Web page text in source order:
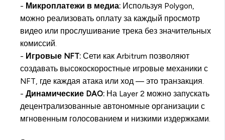
- Микроплатежи в медиа: Используя Polygon,
можно реализовать оплату за каждый просмотр
видео или прослушивание трека без значительных
комиссий.
- Игровые NFT: Сети как Arbitrum позволяют
создавать высокоскоростные игровые механики с
NFT, где каждая атака или ход — это транзакция.
-Динамические DAO: На Layer 2 можно запускать
децентрализованные автономные организации с
мгновенным голосованием и низкими издержками.